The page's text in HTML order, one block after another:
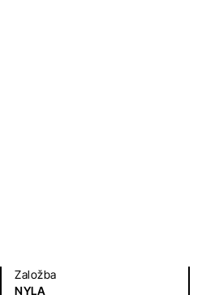
Založba
NYLA